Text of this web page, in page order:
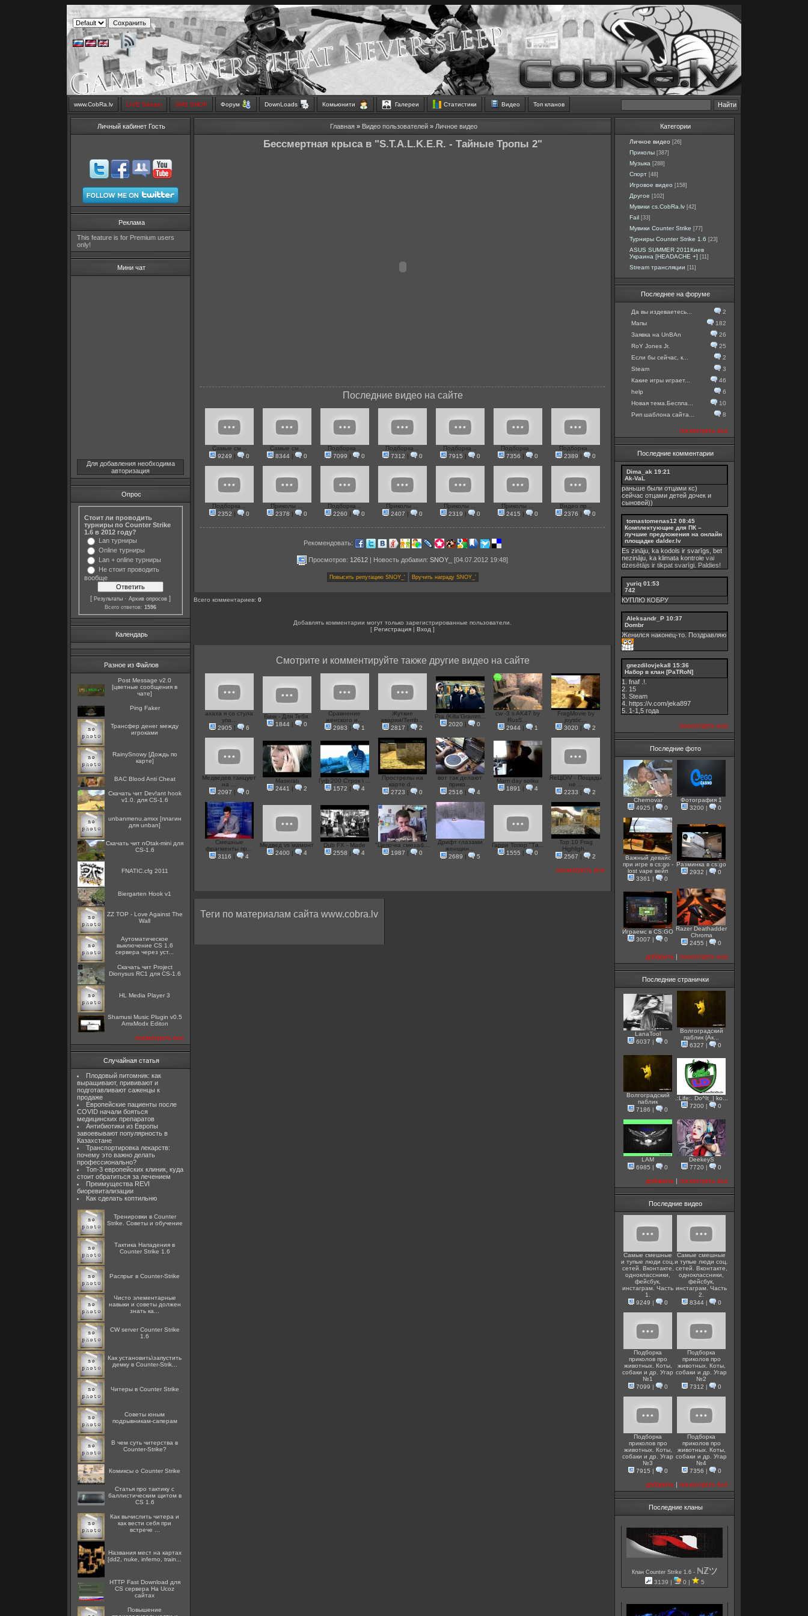
www.CobRa.lv LIVE Stream SMS SHOP Форум DownLoads Комьюнити Галереи Статистики Видео Топ кланов
Личный кабинет Гость
Реклама
This feature is for Premium users
only!
Мини чат
Для добавления необходима
авторизация
Опрос
Стоит ли проводить
турниры по Counter Strike
1.6 в 2012 году?
Lan турниры
Online турниры
Lan + online турниры
Не стоит проводить
вообще
[ Результаты · Архив опросов ]
Всего ответов: 1596
Календарь
Разное из Файлов
Post Message v2.0
[цветные сообщения в
чате]
Ping Faker
Трансфер денег между
игроками
RainySnowy [Дождь по
карте]
BAC Blood Anti Cheat
Скачать чит Dev!ant hook
v1.0. для CS-1.6
unbanmenu.amxx [плагин
для unban]
Скачать чит nOtak-mini для
CS-1.6
FNATIC.cfg 2011
Biergarten Hook v1
ZZ TOP - Love Against The
Wall
Аутоматическое
выключение CS 1.6
сервера через уст...
Скачать чит Project
Dionysus RC1 для CS-1.6
HL Media Player 3
Shamusi Music Plugin v0.5
AmxModx Editon
посмотреть все
Случайная статья
Плодовый питомник: как
выращивают, прививают и
подготавливают саженцы к
продаже
Европейские пациенты после
COVID начали бояться
медицинских препаратов
Антибиотики из Европы
завоевывают популярность в
Казахстане
Транспортировка лекарств:
почему это важно делать
профессионально?
Топ-3 европейских клиник, куда
стоит обратиться за лечением
Преимущества REVI
биоревитализации
Как сделать коптильню
Тренировки в Counter
Strike. Советы и обучение
Тактика Нападения в
Counter Strike 1.6
Распрыг в Counter-Strike
Чисто элементарные
навыки и советы должен
знать ка...
CW server Counter Strike
1.6
Как установить\запустить
демку в Counter-Strik...
Читеры в Counter Strike
Советы юным
подрывникам-саперам
В чем суть читерства в
Counter-Strike?
Комиксы о Counter Strike
Статья про тактику с
баллистическим щитом в
CS 1.6
Как вычислить читера и
как вести себя при
встрече ...
Названия мест на картах
[dd2, nuke, inferno, train...
HTTP Fast Download для
CS сервера На Ucoz
сайтах
Повышение
Главная» Видео пользователей» Личное видео
Бессмертная крыса в "S.T.A.L.K.E.R. - Тайные Тропы 2"
Последние видео на сайте
Самые см...
9249 | 0
Самые см...
8344| 0
Подборка...
7099 | 0
Подборка...
7312 | 0
Подборка...
7915 | 0
Подборка...
7356 | 0
Подборка...
2389 | 0
Подборка...
2352 | 0
Приколы ...
2378 | 0
Подборка...
2260 | 0
Приколы ...
2407 | 0
Приколы ...
2319 | 0
Приколы ...
2415 | 0
Видео пр...
2376 | 0
Рекомендовать:
Просмотров: 12612 | Новость добавил: SNOY_ [04.07.2012 19:48]
Всего комментариев: 0
Добавлять комментарии могут только зарегистрированные пользователи.
[ Регистрация | Вход ]
Смотрите и комментируйте также другие видео на сайте
ахаха я со стула
упа...
2905 | 6
Викк - Для Тебя.
1844| 0
Сравнение
женского и...
2983 | 1
Жуткие
аварии/Terrib...
2817 | 2
Pra (Killa'Gramm...
2020 | 0
cw -3 s AK47 by
RusS...
2944| 1
FragMovie by
joystic...
3020 | 2
Медведев танцует
на ...
2097 | 0
Maserati
2441 | 2
Гуф 200 Строк \ ...
1572 | 4
Прострелы на
карте d...
2723 | 0
вот так делают
прико...
2516 | 4
Mam day sotku
1891 | 4
ReЦiDiV - Пощады
не ...
2233 | 2
Смешные
фрагменты пр...
3116 | 4
Медвед vs мамонт
2400 | 4
Dub FX - Made
2558 | 4
"Цепочка смеха&...
1987 | 0
Дрифт глазами
женщин...
2689 | 5
Гарри Топор "Та...
1555 | 0
Top 10 Frag
Highligh...
2567 | 2
посмотреть все
Теги по материалам сайта www.cobra.lv
Категории
Личное видео [26]
Приколы [387]
Музыка [288]
Спорт [48]
Игровое видео [158]
Другое [102]
Мувики cs.CobRa.lv [42]
Fail [33]
Мувики Counter Strike [77]
Турниры Counter Strike 1.6 [23]
ASUS SUMMER 2011Киев
Украина [HEADACHE +] [11]
Stream трансляции [11]
Последнее на форуме
Да вы издеваетесь...
2
Мапы
182
Заявка на UnBAn
26
RoY Jones Jr.
25
Если бы сейчас, к...
2
Steam
3
Какие игры играет...
46
help
6
Новая тема.Беспла...
10
Рип шаблона сайта...
8
посмотреть все
Последние комментарии
Dima_ak 19:21
Ak-VaL
раньше были отцами кс)
сейчас отцами детей дочек и
сыновей))
tomastomenas12 08:45
Комплектующие для ПК –
лучшие предложения на онлайн
площадке dalder.lv
Es zināju, ka kodols ir svarīgs, bet
nezināju, ka klimata kontrole vai
dzesētājs ir tikpat svarīgi. Paldies!
yuriq 01:53
742
КУПЛЮ КОБРУ
Aleksandr_P 10:37
Dombr
Женился наконец-то. Поздравляю
gnezdilovjeka8 15:36
Набор в клан [PaTRoN]
1. fnaf .!.
2. 15
3. Steam
4. https://v.com/jeka897
5. 1-1,5 годa
посмотреть все
Последние фото
Chernovar
4925 | 0
Фотография 1
3200 | 0
Важный девайс
при игре в cs:go -
lost vape вейп
3361 | 0
Разминка в cs:go
2932 | 0
Играемс в CS:GO
3007 | 0
Razer Deathadder
Chroma
2455 | 0
добавить | посмотреть все
Последние странички
LanaTool
6037 | 0
Волгоградский
паблик (Ак...
6327 | 0
Волгоградский
паблик
7186 | 0
.:Life:. Do^It_| ko...
7200 | 0
LAM
6985 | 0
DeekeyS
7720 | 0
добавить | посмотреть все
Последние видео
Самые смешные
и тупые люди соц.
сетей. Вконтакте,
одноклассники,
фейсбук,
инстаграм. Часть
1.
9249 | 0
Самые смешные
и тупые люди соц.
сетей. Вконтакте,
одноклассники,
фейсбук,
инстаграм. Часть
2.
8344| 0
Подборка
приколов про
животных. Коты,
собаки и др. Угар
№1
7099 | 0
Подборка
приколов про
животных. Коты,
собаки и др. Угар
№2
7312 | 0
Подборка
приколов про
животных. Коты,
собаки и др. Угар
№3
7915 | 0
Подборка
приколов про
животных. Коты,
собаки и др. Угар
№4
7356 | 0
добавить | посмотреть все
Последние кланы
Клан Counter Strike 1.6 - ℕℤツ
3139 | 0 | 5